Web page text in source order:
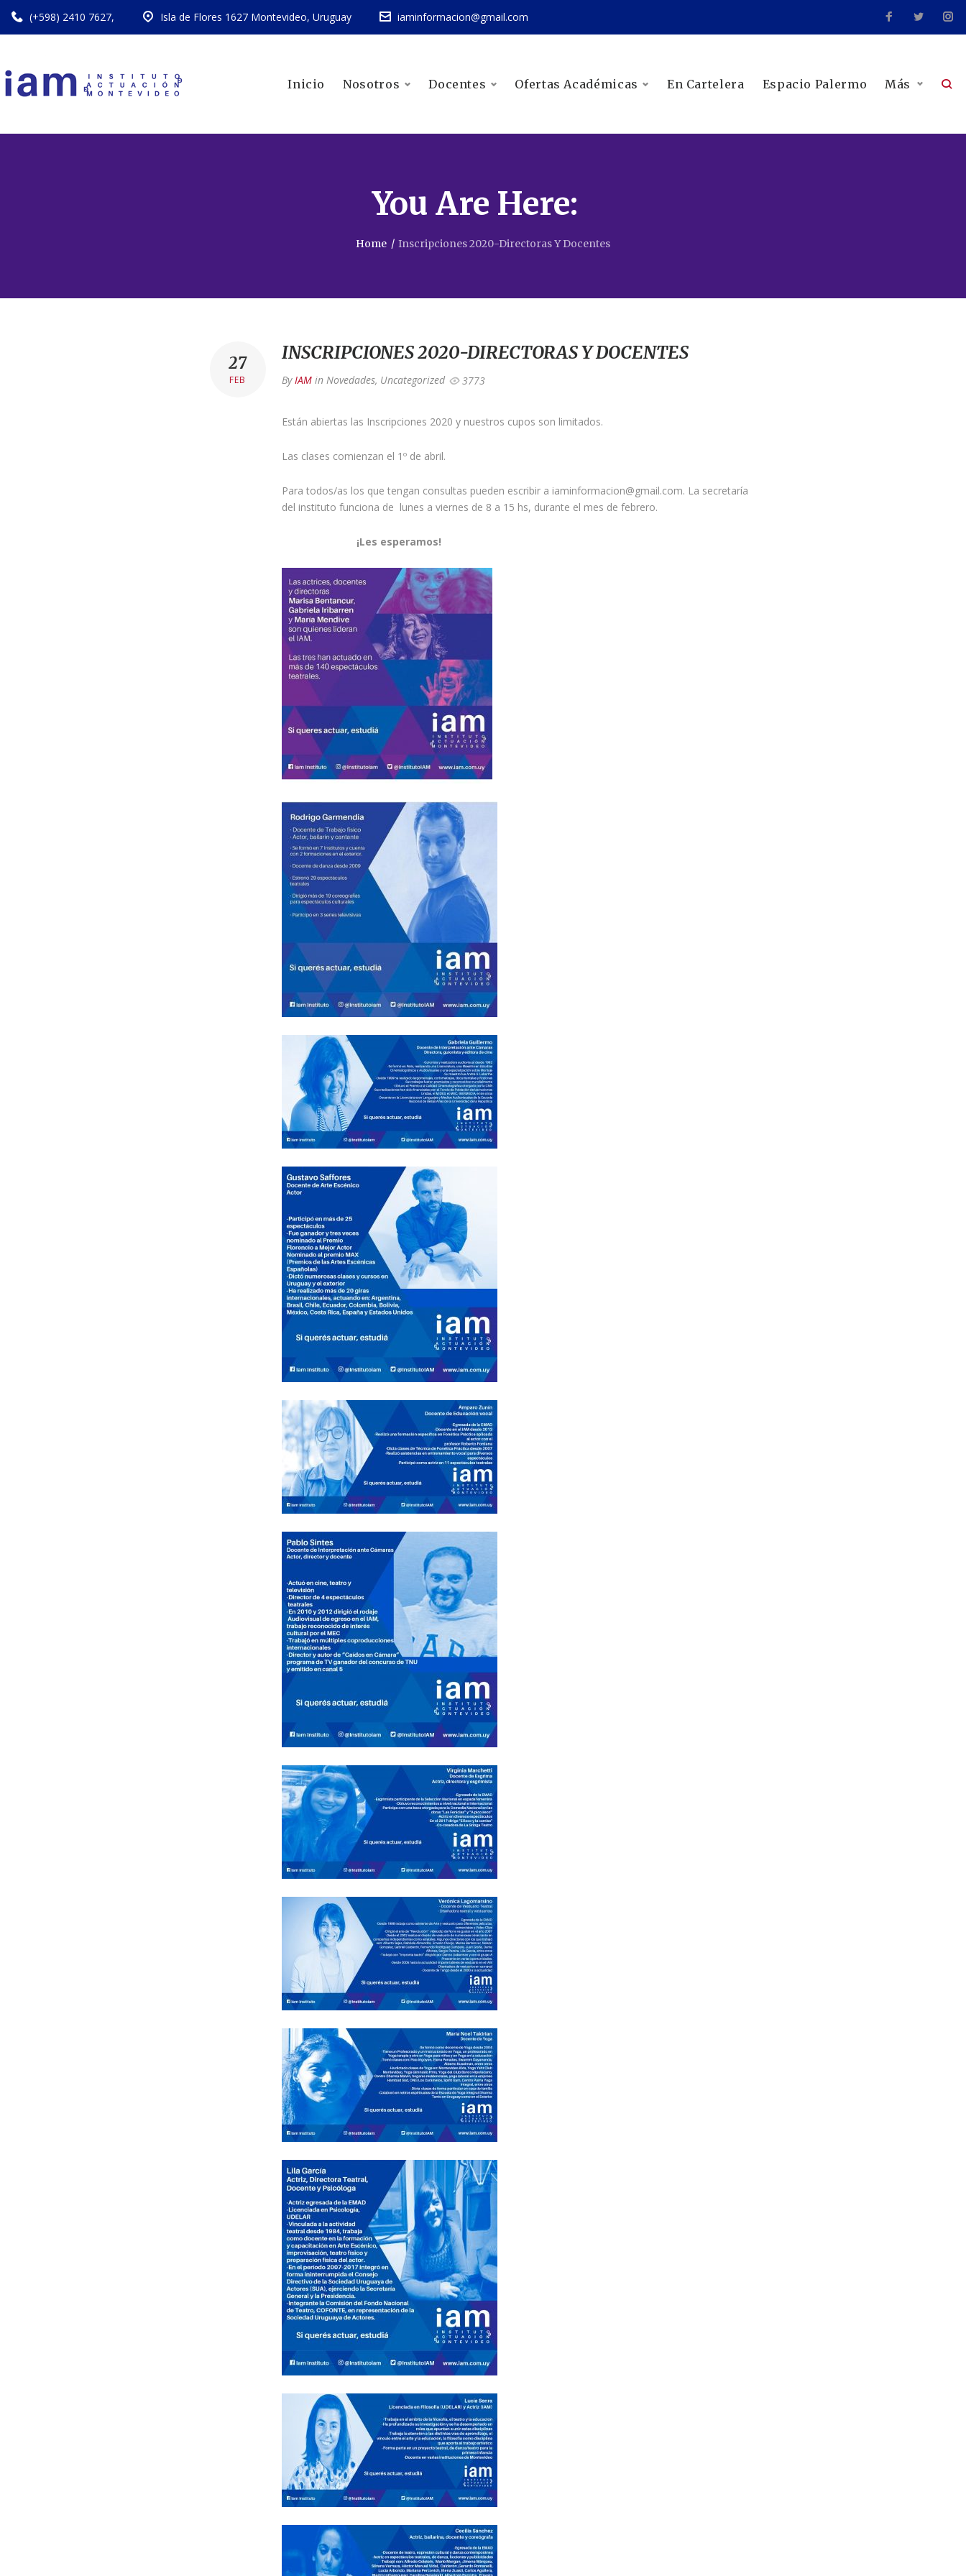
(+598) 2410 7627, Isla de Flores 1627 Montevideo, Uruguay iaminformacion@gmail.com
Inicio Nosotros Docentes Ofertas Académicas En Cartelera Espacio Palermo Más
You Are Here:
Home / Inscripciones 2020-Directoras Y Docentes
27
FEB
INSCRIPCIONES 2020-DIRECTORAS Y DOCENTES
ByIAM in Novedades, Uncategorized 3773
Están abiertas las Inscripciones 2020 y nuestros cupos son limitados.
Las clases comienzan el 1º de abril.
Para todos/as los que tengan consultas pueden escribir a iaminformacion@gmail.com. La secretaría
del instituto funciona de lunes a viernes de 8 a 15 hs, durante el mes de febrero.
¡Les esperamos!